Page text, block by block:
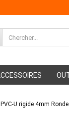
U rigide 4mm